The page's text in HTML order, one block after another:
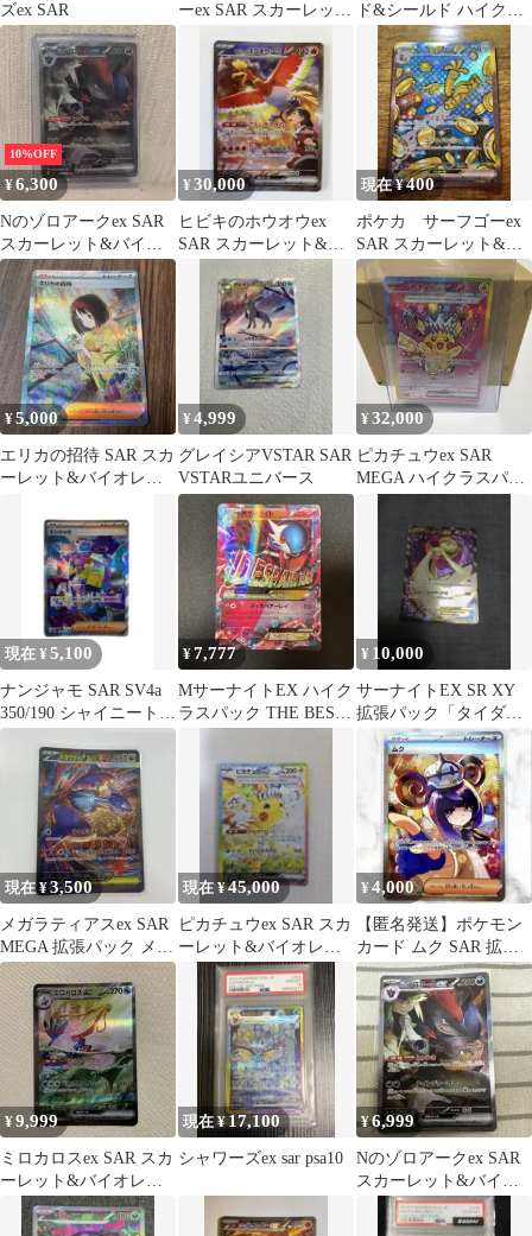
ズex SAR
ーex SAR スカーレット
ック バ…
ド&シールド ハイクラ
スパック VSTARユニバ
ース…
10%OFF
¥6,300
Nのゾロアークex SAR
スカーレット&バイオ
レット 拡張パック バト
ルパー…
¥30,000
ヒビキのホウオウex
SAR スカーレット&バ
イオレット 強化拡張パ
ック 熱風…
現在 ¥400
ポケカ サーフゴーex
SAR スカーレット&バ
イオレット ハイクラス
パック
¥5,000
エリカの招待 SAR スカ
ーレット&バイオレッ
モンカー…
¥4,999
グレイシアVSTAR SAR
VSTARユニバース
¥32,000
ピカチュウex SAR
MEGA ハイクラスパッ
現在 ¥ 5,100
ナンジャモ SAR SV4a
350/190 シャイニートレ
ジャーex
¥7,777
MサーナイトEX ハイク
ラスパック THE BEST
¥ 10,000
サーナイトEX SR XY
拡張パック「タイダル
ストーム」 キラ
075/070
現在 ¥3,500
メガラティアスex SAR
MEGA 拡張パック メガ
シンフォニア キラ 08…
現在 ¥45,000
ピカチュウex SAR スカ
ーレット&バイオレッ
ト 拡張パック 超電ブレ
イカー
¥4,000
【匿名発送】ポケモン
カード ムク SAR 拡張
パック アビスアイ
117/081
¥9,999
ミロカロスex SAR スカ
ーレット&バイオレッ
ト 拡張パック 超電ブレ
イカー…
現在 ¥17,100
シャワーズex sar psa10
¥6,999
Nのゾロアークex SAR
スカーレット&バイオ
レット 拡張パック バト
ルパー…